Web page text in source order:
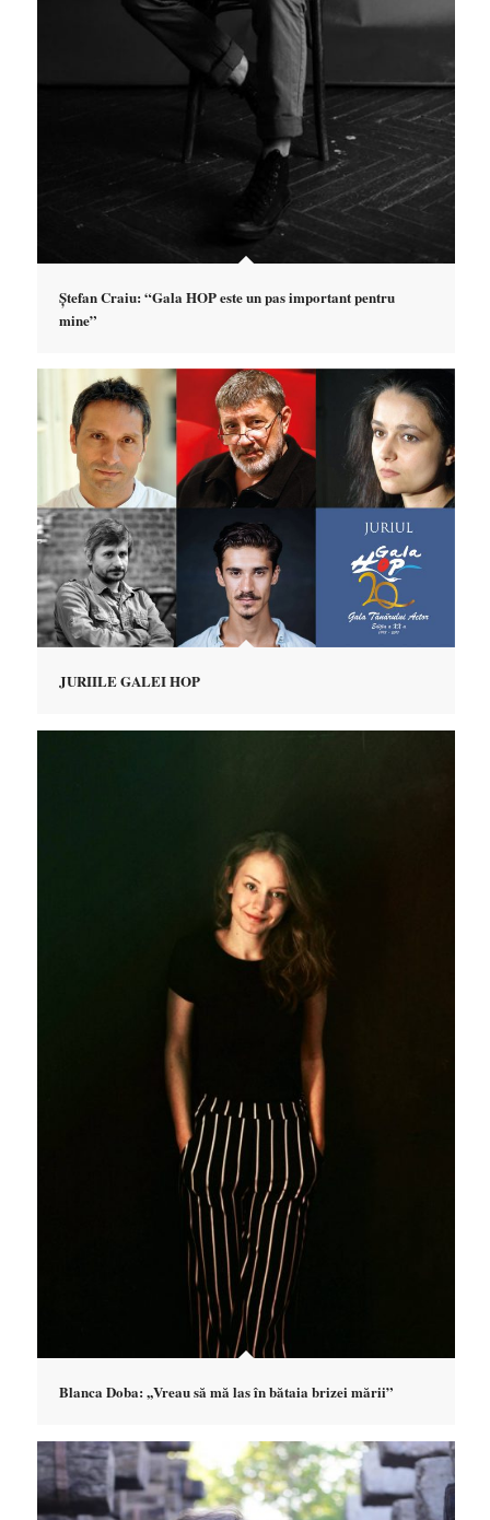
Ștefan Craiu: “Gala HOP este un pas important pentru
mine”
JURIILE GALEI HOP
Blanca Doba: ,,Vreau să mă las în bătaia brizei mării”